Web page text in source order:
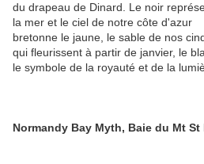
du drapeau de Dinard. Le noir
la mer et le ciel de notre côte d'azur
bretonne le jaune, le sable de nos
qui fleurissent à partir de janvier, le
le symbole de la royauté et de la
Normandy Bay Myth, Baie du Mt St